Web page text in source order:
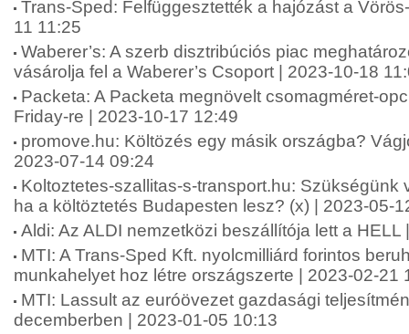
Trans-Sped: Felfüggesztették a hajózást a
11 11:25
Waberer’s: A szerb disztribúciós piac
vásárolja fel a Waberer’s Csoport | 2023-10-18
Packeta: A Packeta megnövelt csomagméret-
Friday-re | 2023-10-17 12:49
promove.hu: Költözés egy másik országba?
2023-07-14 09:24
Koltoztetes-szallitas-s-transport.hu: Szükségünk
ha a költöztetés Budapesten lesz? (x) | 2023-05-
Aldi: Az ALDI nemzetközi beszállítója lett a HELL
MTI: A Trans-Sped Kft. nyolcmilliárd forintos
munkahelyet hoz létre országszerte | 2023-02-21
MTI: Lassult az euróövezet gazdasági
decemberben | 2023-01-05 10:13